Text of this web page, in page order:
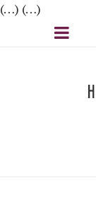
(…) (…)